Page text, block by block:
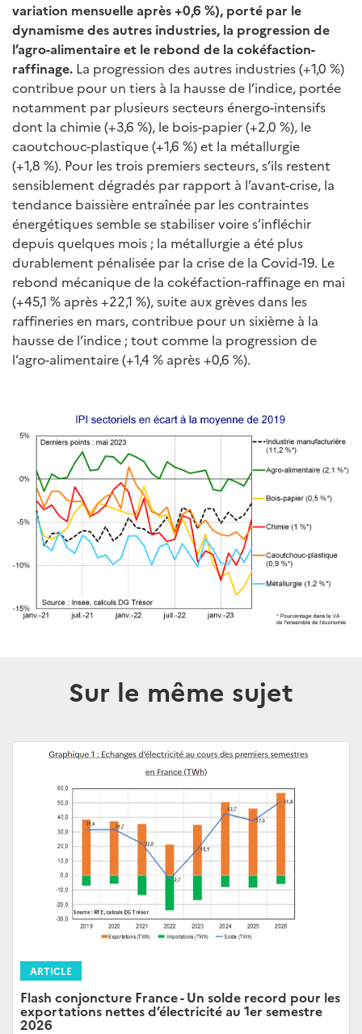
variation mensuelle après +0,6 %), porté par le
dynamisme des autres industries, la progression de
l’agro-alimentaire et le rebond de la cokéfaction-
raffinage. La progression des autres industries (+1,0 %)
contribue pour un tiers à la hausse de l’indice, portée
notamment par plusieurs secteurs énergo-intensifs
dont la chimie (+3,6 %), le bois-papier (+2,0 %), le
caoutchouc-plastique (+1,6 %) et la métallurgie
(+1,8 %). Pour les trois premiers secteurs, s’ils restent
sensiblement dégradés par rapport à l’avant-crise, la
tendance baissière entraînée par les contraintes
énergétiques semble se stabiliser voire s’infléchir
depuis quelques mois ; la métallurgie a été plus
durablement pénalisée par la crise de la Covid-19. Le
rebond mécanique de la cokéfaction-raffinage en mai
(+45,1 % après +22,1 %), suite aux grèves dans les
raffineries en mars, contribue pour un sixième à la
hausse de l’indice ; tout comme la progression de
l’agro-alimentaire (+1,4 % après +0,6 %).
Sur le même sujet
ARTICLE
Flash conjoncture France - Un solde record pour les
exportations nettes d’électricité au 1er semestre
2026